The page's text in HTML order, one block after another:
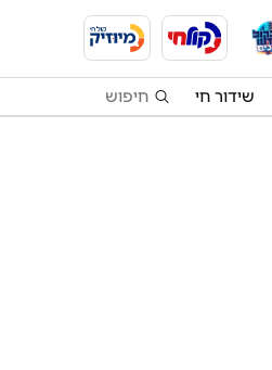
שידור חי